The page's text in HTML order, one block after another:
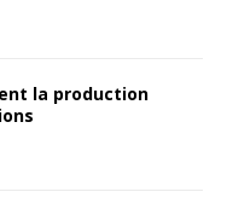
la production